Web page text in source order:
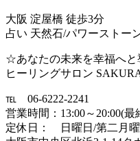
大阪 淀屋橋 徒歩3分
占い 天然石/パワーストー
☆あなたの未来を幸福へ
ヒーリングサロン
℡ 06-6222-2241
営業時間：13:00～20:00(最
定休日： 日曜日/第二月曜